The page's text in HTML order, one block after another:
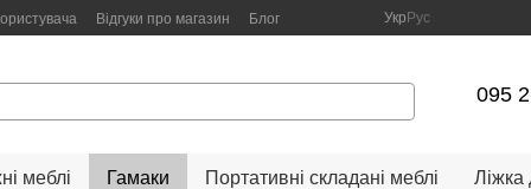
Відгуки про магазин Блог Укр Рус
095
меблі Гамаки Портативні складані меблі Ліжка